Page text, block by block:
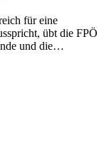
für eine
übt die FPÖ
und die